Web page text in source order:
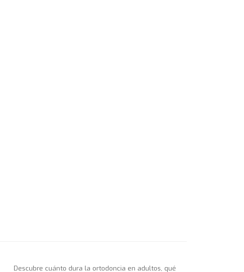
Descubre cuánto dura la ortodoncia en adultos, qué